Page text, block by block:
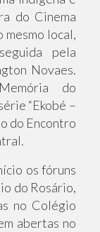
do Cinema
mesmo local,
pela
Novaes.
do
“Ekobé –
do Encontro
os fóruns
do Rosário,
no Colégio
abertas no